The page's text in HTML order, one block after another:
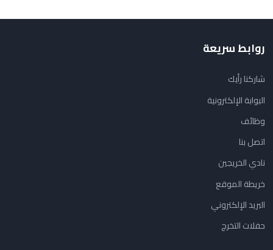
روابط سريعة
شاركنا رأيك
البوابة الإلكترونية
وظائف
اتصل بنا
نادي الخريجين
خريطة الموقع
البريد الإلكتروني
حفلات التخرج